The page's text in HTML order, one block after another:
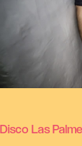
Disco Las